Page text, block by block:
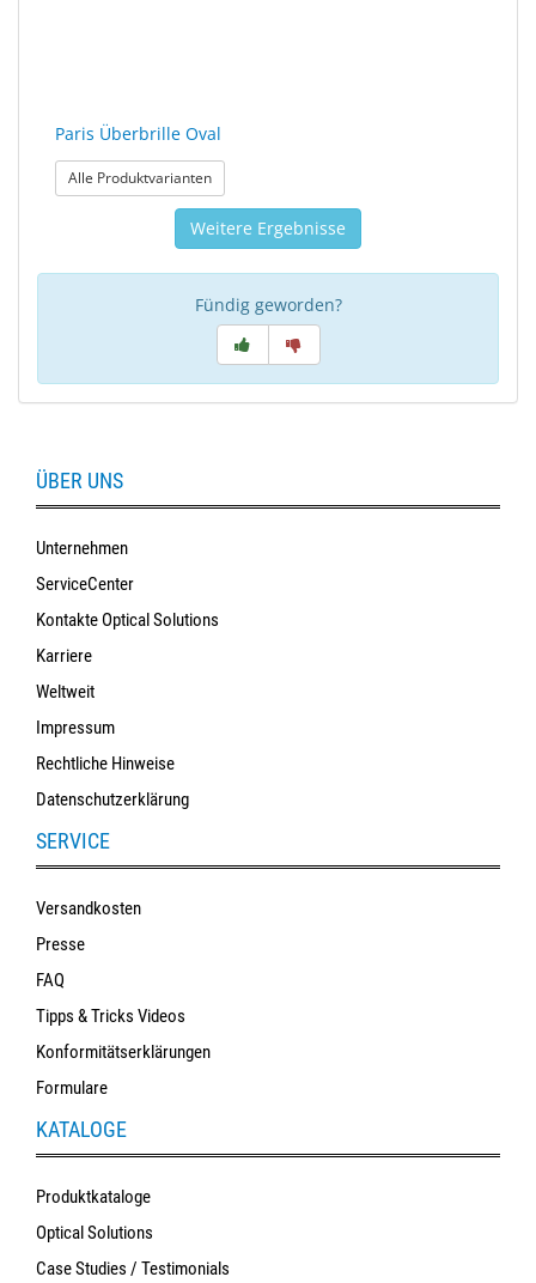
Paris Überbrille Oval
Alle Produktvarianten: Paris Überbrille Oval
Weitere Ergebnisse
Fündig geworden?
ÜBER UNS
Unternehmen
ServiceCenter
Kontakte Optical Solutions
Karriere
Weltweit
Impressum
Rechtliche Hinweise
Datenschutzerklärung
SERVICE
Versandkosten
Presse
FAQ
Tipps & Tricks Videos
Konformitätserklärungen
Formulare
KATALOGE
Produktkataloge
Optical Solutions
Case Studies / Testimonials